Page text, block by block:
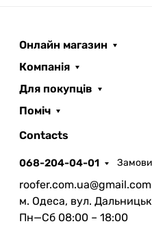
Онлайн магазин
Компанія
Для покупців
Поміч
Contacts
068-204-04-01
roofer.com.ua@gmail.com
м. Одеса, вул.
Пн—Сб 08:00 – 18:00